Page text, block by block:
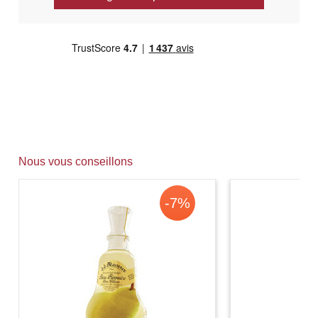
Nous vous conseillons
-7%